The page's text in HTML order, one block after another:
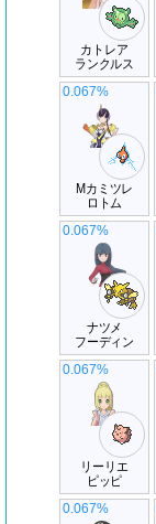
カトレア
ランクルス
Mカミツレ
ロトム
0.067%
ナツメ
フーディン
0.067%
リーリエ
ピッピ
0.067%
0.067%